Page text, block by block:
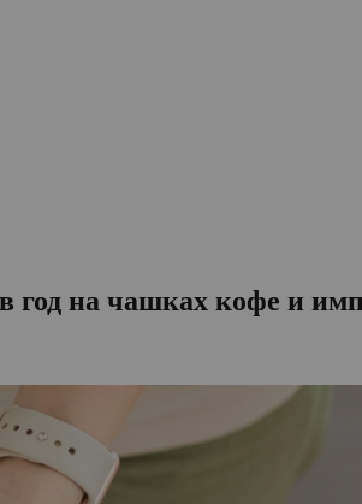
год на чашках кофе и